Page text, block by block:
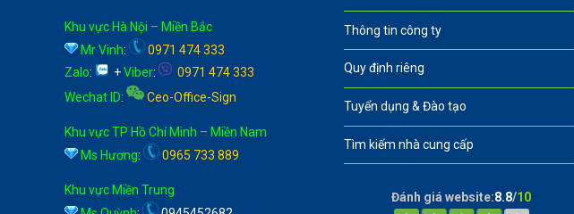
Khu vực Hà Nội – Miền Bắc
Mr Vinh:
0971 474 333
Zalo: +Viber:
0971 474 333
Wechat ID: Ceo-Office-Sign
Khu vực TP Hồ Chí Minh – Miền Nam
Ms Hương: 0965 733 889
Khu vực Miền Trung
Thông tin công ty
Quy định riêng
Tuyển dụng & Đào tạo
Tìm kiếm nhà cung cấp
Đánh giá website:8.8/10